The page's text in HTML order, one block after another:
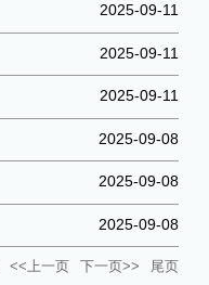
2025-09-11
2025-09-11
2025-09-11
2025-09-08
2025-09-08
2025-09-08
<<上一页 下一页>> 尾页